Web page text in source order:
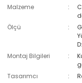
Malzeme
Ölçü
Montaj Bilgileri
Tasarımcı